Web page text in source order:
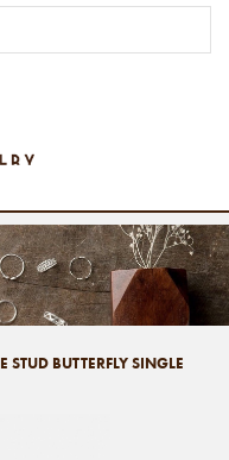
E STUD BUTTERFLY SINGLE